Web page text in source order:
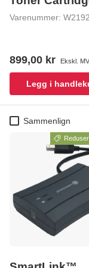
Varenummer:
899,00 kr Ekskl.
Legg i
Sammenlign